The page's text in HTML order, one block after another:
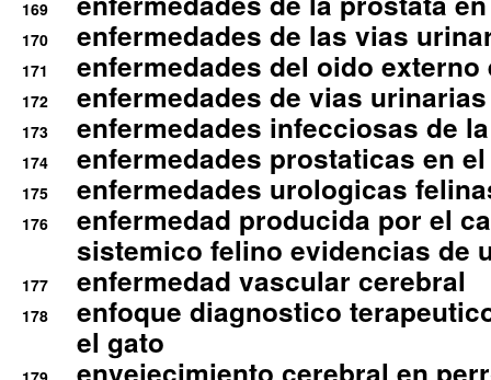
169
170 enfermedades de las vias
171 enfermedades del oido
172 enfermedades de vias
173 enfermedades infecciosas de
174 enfermedades prostaticas en
175 enfermedades urologicas
176
enfermedad producida por el
sistemico felino evidencias de
177 enfermedad vascular cerebral
178
enfoque diagnostico
el gato
envejecimiento cerebral en